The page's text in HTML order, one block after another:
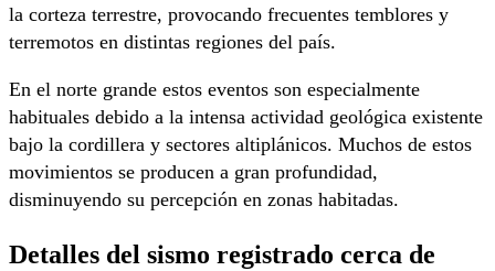
la corteza terrestre, provocando frecuentes temblores y
terremotos en distintas regiones del país.
En el norte grande estos eventos son especialmente
habituales debido a la intensa actividad geológica existente
bajo la cordillera y sectores altiplánicos. Muchos de estos
movimientos se producen a gran profundidad,
disminuyendo su percepción en zonas habitadas.
Detalles del sismo registrado cerca de